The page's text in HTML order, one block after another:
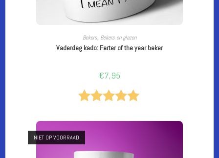
LEES VERDER
Bekers, Bekers en glazen
Vaderdag kado: Farter of the year beker
€7,95
d
NIET OP VOORRAAD